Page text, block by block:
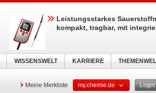
Meine Merkliste my.chemie.de Login
Leistungsstarkes
kompakt, tragbar, mit
WISSENSWELT KARRIERE